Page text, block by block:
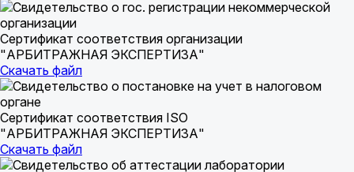
Сертификат соответствия организации
"АРБИТРАЖНАЯ ЭКСПЕРТИЗА"
Скачать файл
Сертификат соответствия ISO
"АРБИТРАЖНАЯ ЭКСПЕРТИЗА"
Скачать файл